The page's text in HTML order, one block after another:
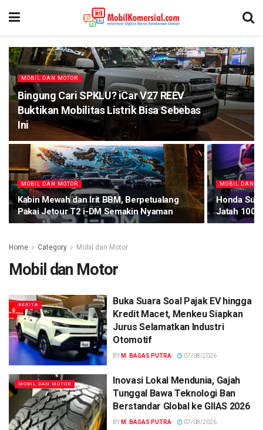
MOBIL DAN MOTOR
Bingung Cari SPKLU? iCar V27 REEV
Buktikan Mobilitas Listrik Bisa Sebebas
Ini
MOBIL DAN MOTOR
Kabin Mewah dan Irit BBM, Berpetualang
Pakai Jetour T2 i-DM Semakin Nyaman
MOBIL DAN
Honda
Jatah 100
Home Category Mobil dan Motor
Mobil dan Motor
BERITA
Buka Suara Soal Pajak EV hingga
Kredit Macet, Menkeu Siapkan
Jurus Selamatkan Industri
Otomotif
BY M. BAGAS PUTRA 07/08/2026
MOBIL DAN MOTOR
Inovasi Lokal Mendunia, Gajah
Tunggal Bawa Teknologi Ban
Berstandar Global ke GIIAS 2026
BY M. BAGAS PUTRA 07/08/2026